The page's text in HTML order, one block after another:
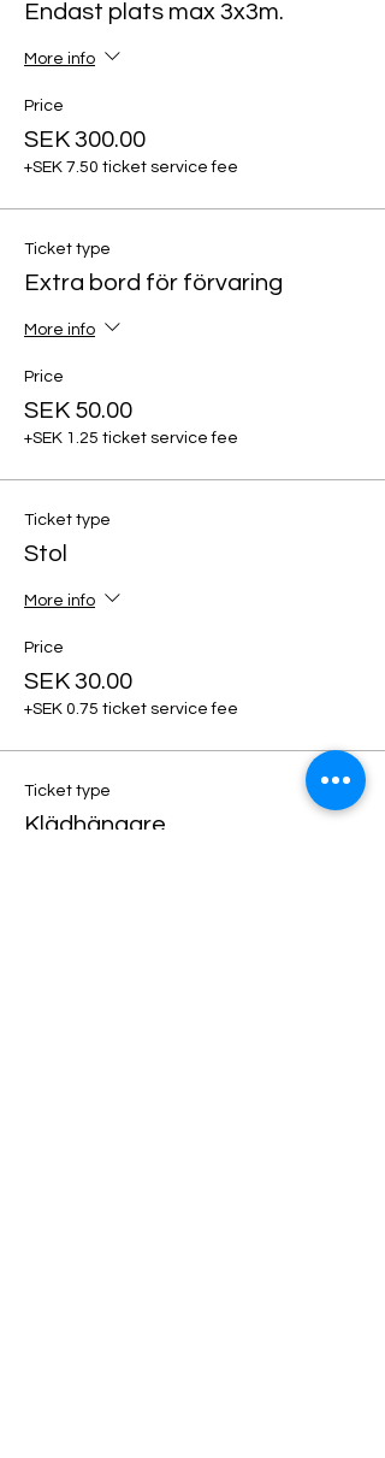
Endast plats max 3x3m.
More info
Price
SEK 300.00
+SEK 7.50 ticket service fee
Ticket type
Extra bord för förvaring
More info
Price
SEK 50.00
+SEK 1.25 ticket service fee
Ticket type
Stol
More info
Price
SEK 30.00
+SEK 0.75 ticket service fee
Ticket type
Klädhängare